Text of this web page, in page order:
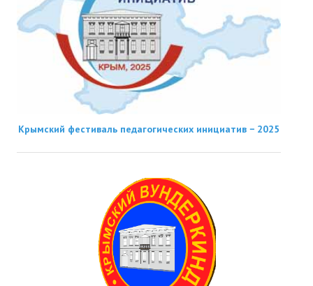
Крымский фестиваль педагогических инициатив − 2025